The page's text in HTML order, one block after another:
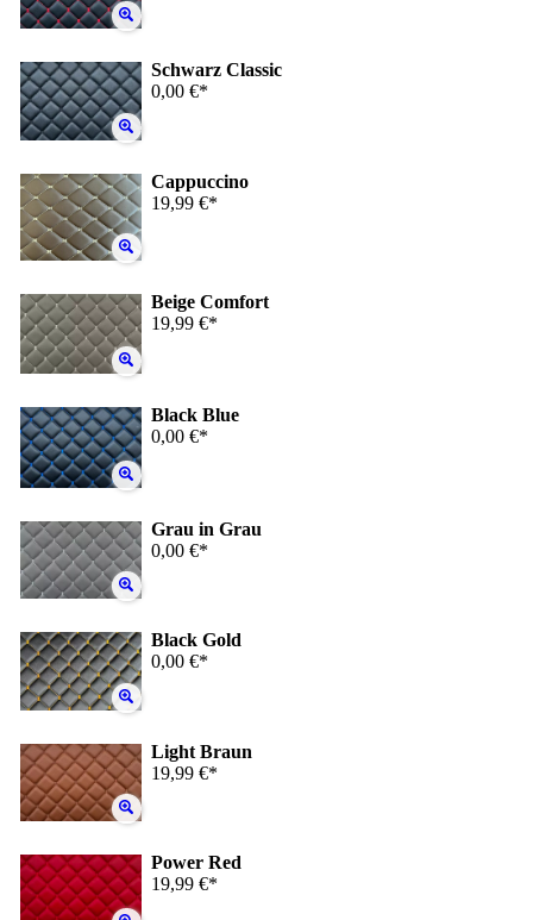
Schwarz Classic
0,00 €*
Cappuccino
19,99 €*
Beige Comfort
19,99 €*
Black Blue
0,00 €*
Grau in Grau
0,00 €*
Black Gold
0,00 €*
Light Braun
19,99 €*
Power Red
19,99 €*